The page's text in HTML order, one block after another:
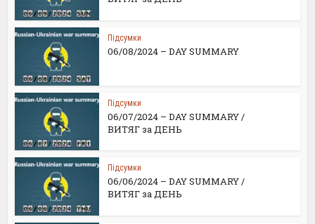
Підсумки
06/08/2024 – DAY SUMMARY
Підсумки
06/07/2024 – DAY SUMMARY /
ВИТЯГ за ДЕНЬ
Підсумки
06/06/2024 – DAY SUMMARY /
ВИТЯГ за ДЕНЬ